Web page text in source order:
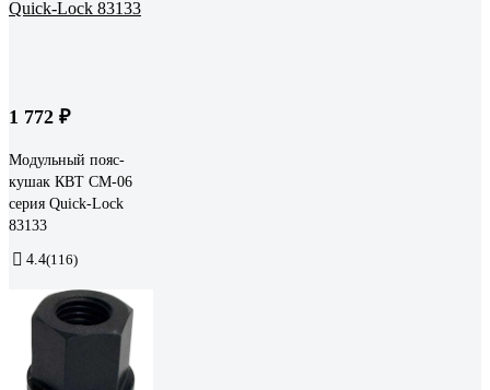
1 772 ₽
Модульный пояс-
кушак КВТ СМ-06
серия Quick-Lock
83133
4.4(116)